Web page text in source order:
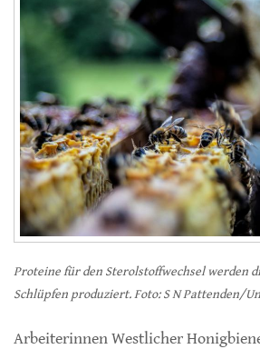
Proteine für den Sterolstoffwechsel werden
Schlüpfen produziert. Foto: S N Pattenden/
Arbeiterinnen Westlicher